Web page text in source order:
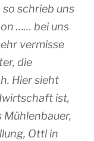
schrieb uns
…… bei uns
vermisse
die
Hier sieht
ist,
Ottl in